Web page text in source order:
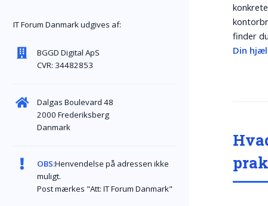
finder
Din
IT Forum Danmark udgives af:
BGGD Digital ApS
CVR: 34482853
Dalgas Boulevard 48
2000 Frederiksberg
Danmark
OBS:Henvendelse på adressen ikke
muligt.
Post mærkes "Att: IT Forum Danmark"